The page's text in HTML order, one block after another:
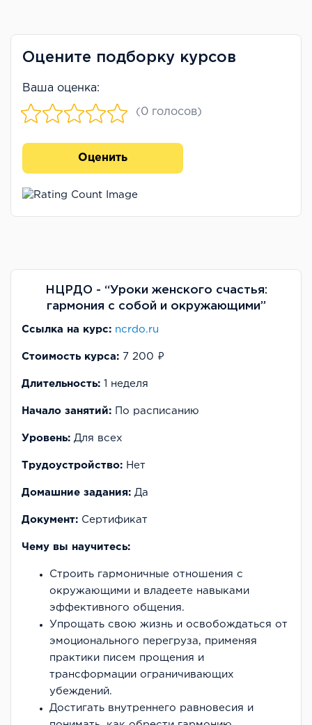
Оцените подборку курсов
Ваша оценка:
(0 голосов)
Оценить
НЦРДО - “Уроки женского счастья:
гармония с собой и окружающими”
Ссылка на курс: ncrdo.ru
Стоимость курса: 7 200 ₽
Длительность: 1 неделя
Начало занятий: По расписанию
Уровень: Для всех
Трудоустройство: Нет
Домашние задания: Да
Документ: Сертификат
Чему вы научитесь:
Строить гармоничные отношения с
окружающими и владеете навыками
эффективного общения.
Упрощать свою жизнь и освобождаться от
эмоционального перегруза, применяя
практики писем прощения и
трансформации ограничивающих
убеждений.
Достигать внутреннего равновесия и